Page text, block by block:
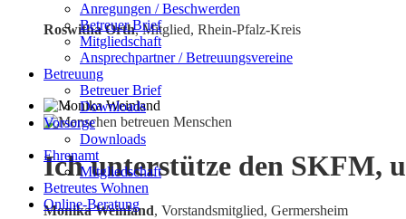
Roswitha Orth, Mitglied, Rhein-Pfalz-Kreis
Ich unterstütze den SKFM,
Monika Weinland, Vorstandsmitglied, Germersheim
Anregungen / Beschwerden
Betreuer Brief
Mitgliedschaft
Ansprechpartner / Betreuungsvereine
Betreuung
Betreuer Brief
Downloads
Vorsorge
Downloads
Ehrenamt
Mitgliedschaft
Betreutes Wohnen
Online-Beratung